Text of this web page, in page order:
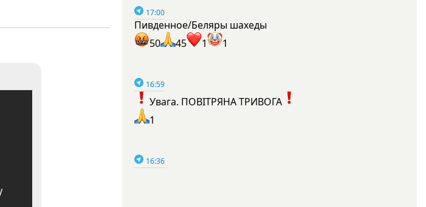
17:00
Пивденное/Беляры шахеды
50
45 1 1
16:59
Увага. ПОВІТРЯНА ТРИВОГА
1
16:36